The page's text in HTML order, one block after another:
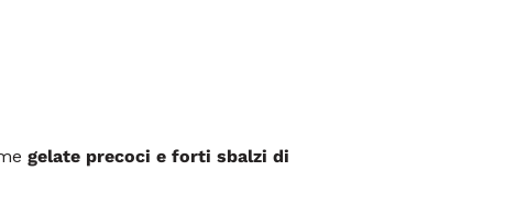
gelate precoci e forti sbalzi di